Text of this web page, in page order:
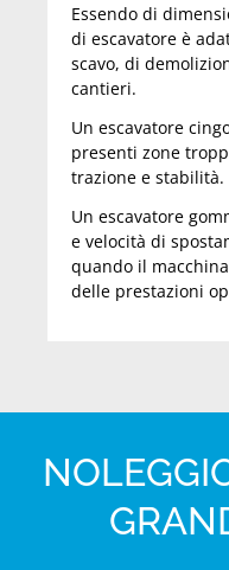
Essendo di
di escavatore è
scavo, di
cantieri.
Un escavatore
presenti zone
trazione e stabilità.
Un escavatore
e velocità di
quando il
delle prestazioni